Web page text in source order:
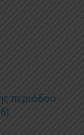
περιόδου